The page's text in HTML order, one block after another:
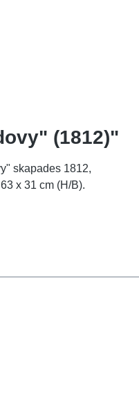
(1812)"
skapades 1812,
x 31 cm (H/B).